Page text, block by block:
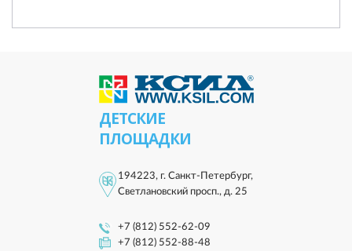
ДЕТСКИЕ
ПЛОЩАДКИ
194223, г. Санкт-Петербург,
Светлановский просп., д. 25
+7 (812) 552-62-09
+7 (812) 552-88-48